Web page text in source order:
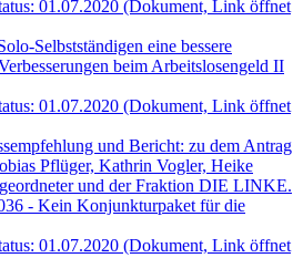
01.07.2020 (Dokument, Link öffnet
Selbstständigen eine bessere
beim Arbeitslosengeld II
01.07.2020 (Dokument, Link öffnet
und Bericht: zu dem Antrag
Pflüger, Kathrin Vogler, Heike
und der Fraktion DIE LINKE.
- Kein Konjunkturpaket für die
01.07.2020 (Dokument, Link öffnet